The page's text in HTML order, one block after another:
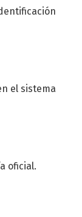
el sistema
oficial.